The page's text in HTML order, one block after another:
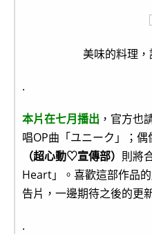
美味的料理，
.
本片在七月播出 ，官方也
唱OP曲「ユニーク」；偶
（超心動♡宣傳部） 則將
Heart」。喜歡這部作品
告片，一邊期待之後的更
.